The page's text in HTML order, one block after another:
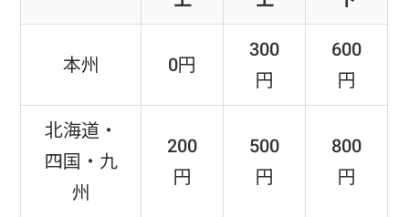
本州 0円
300
円
600
円
北海道・
四国・九
州
200
円
500
円
800
円